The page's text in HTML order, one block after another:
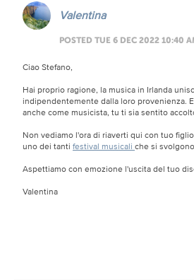
Valentina
POSTED TUE 6 DEC 2022 10:40
Ciao Stefano,
Hai proprio ragione, la musica in Irlanda
indipendentemente dalla loro provenienza.
anche come musicista, tu ti sia sentito
Non vediamo l'ora di riaverti qui con tuo
uno dei tanti festival musicali che si
Aspettiamo con emozione l'uscita del tuo
Valentina